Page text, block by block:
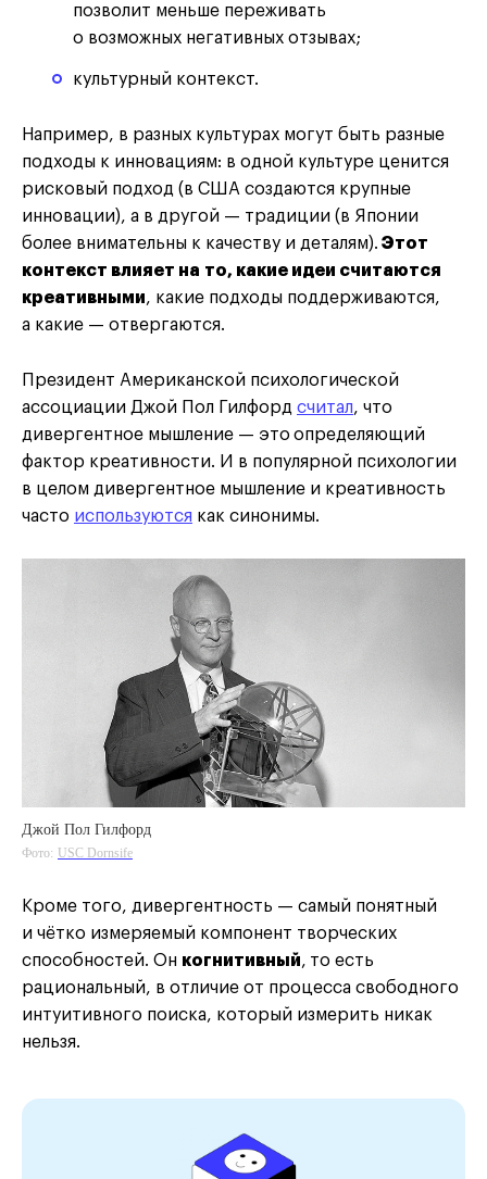
позволит меньше переживать
о возможных негативных отзывах;
культурный контекст.
Например, в разных культурах могут быть разные
подходы к инновациям: в одной культуре ценится
рисковый подход (в США создаются крупные
инновации), а в другой — традиции (в Японии
более внимательны к качеству и деталям). Этот
контекст влияет на то, какие идеи считаются
креативными, какие подходы поддерживаются,
а какие — отвергаются.
Президент Американской психологической
ассоциации Джой Пол Гилфорд считал, что
дивергентное мышление — это определяющий
фактор креативности. И в популярной психологии
в целом дивергентное мышление и креативность
часто используются как синонимы.
Джой Пол Гилфорд
Фото: USC Dornsife
Кроме того, дивергентность — самый понятный
и чётко измеряемый компонент творческих
способностей. Он когнитивный, то есть
рациональный, в отличие от процесса свободного
интуитивного поиска, который измерить никак
нельзя.